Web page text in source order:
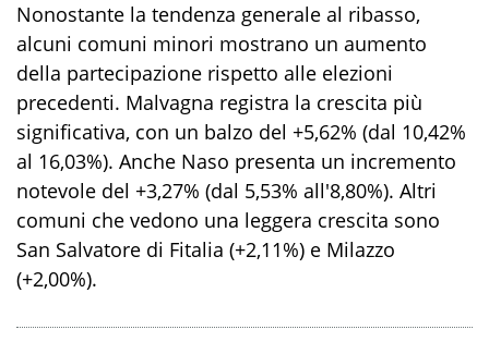
​Nonostante la tendenza generale al ribasso,
alcuni comuni minori mostrano un aumento
della partecipazione rispetto alle elezioni
precedenti. Malvagna registra la crescita più
significativa, con un balzo del +5,62% (dal 10,42%
al 16,03%). Anche Naso presenta un incremento
notevole del +3,27% (dal 5,53% all'8,80%). Altri
comuni che vedono una leggera crescita sono
San Salvatore di Fitalia (+2,11%) e Milazzo
(+2,00%).